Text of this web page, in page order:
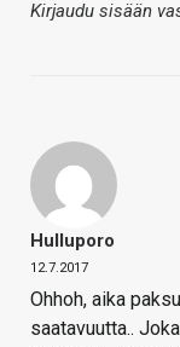
Kirjaudu sisään
Hulluporo
12.7.2017
Ohhoh, aika
saatavuutta..